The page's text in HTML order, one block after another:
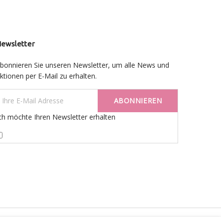
Sie unseren Newsletter, um alle News und
per E-Mail zu erhalten.
ABONNIEREN
möchte Ihren Newsletter erhalten